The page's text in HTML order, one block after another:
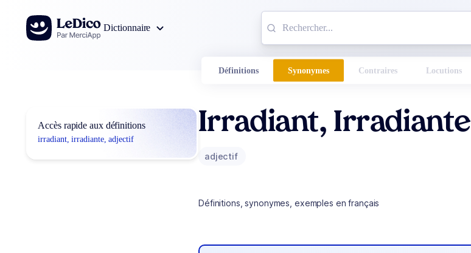
Aller au contenu
Dictionnaire
Définitions Synonymes Contraires Locutions
Accès rapide aux définitions
irradiant, irradiante, adjectif
Irradiant, Irradiante
adjectif
Définitions, synonymes, exemples en français